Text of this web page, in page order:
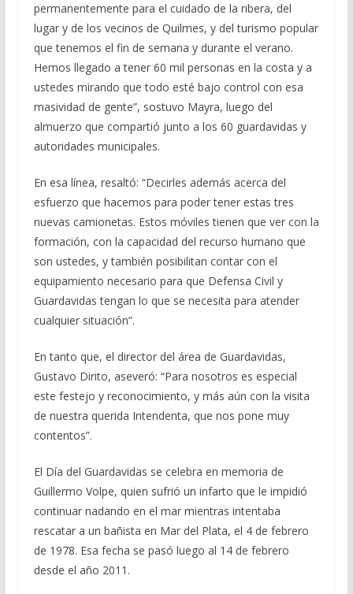
permanentemente para el cuidado de la ribera, del
lugar y de los vecinos de Quilmes, y del turismo popular
que tenemos el fin de semana y durante el verano.
Hemos llegado a tener 60 mil personas en la costa y a
ustedes mirando que todo esté bajo control con esa
masividad de gente”, sostuvo Mayra, luego del
almuerzo que compartió junto a los 60 guardavidas y
autoridades municipales.
En esa línea, resaltó: “Decirles además acerca del
esfuerzo que hacemos para poder tener estas tres
nuevas camionetas. Estos móviles tienen que ver con la
formación, con la capacidad del recurso humano que
son ustedes, y también posibilitan contar con el
equipamiento necesario para que Defensa Civil y
Guardavidas tengan lo que se necesita para atender
cualquier situación”.
En tanto que, el director del área de Guardavidas,
Gustavo Dirito, aseveró: “Para nosotros es especial
este festejo y reconocimiento, y más aún con la visita
de nuestra querida Intendenta, que nos pone muy
contentos”.
El Día del Guardavidas se celebra en memoria de
Guillermo Volpe, quien sufrió un infarto que le impidió
continuar nadando en el mar mientras intentaba
rescatar a un bañista en Mar del Plata, el 4 de febrero
de 1978. Esa fecha se pasó luego al 14 de febrero
desde el año 2011.